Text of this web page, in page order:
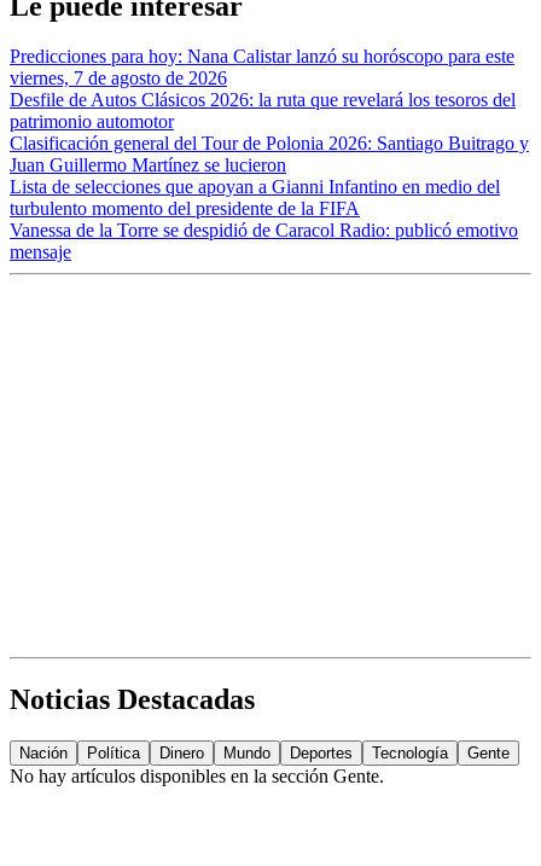
Predicciones para hoy: Nana Calistar lanzó su horóscopo para este
viernes, 7 de agosto de 2026
Desfile de Autos Clásicos 2026: la ruta que revelará los tesoros del
patrimonio automotor
Clasificación general del Tour de Polonia 2026: Santiago Buitrago y
Juan Guillermo Martínez se lucieron
Lista de selecciones que apoyan a Gianni Infantino en medio del
turbulento momento del presidente de la FIFA
Vanessa de la Torre se despidió de Caracol Radio: publicó emotivo
mensaje
Noticias Destacadas
Nación Política Dinero Mundo Deportes Tecnología Gente
No hay artículos disponibles en la sección Gente.